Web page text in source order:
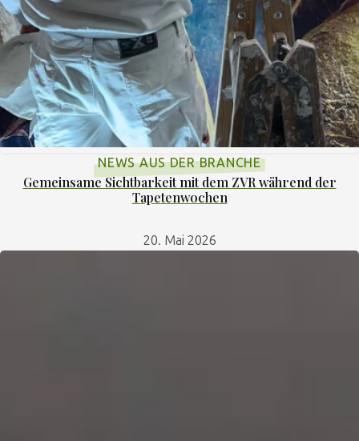
NEWS AUS DER BRANCHE
Gemeinsame Sichtbarkeit mit dem ZVR während der
Tapetenwochen
20. Mai 2026